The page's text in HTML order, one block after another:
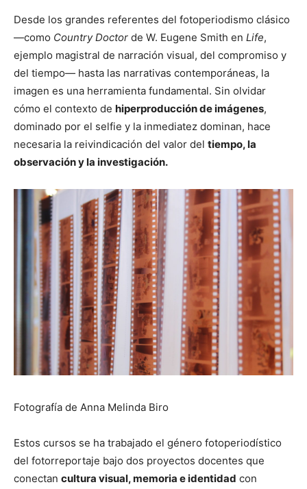
Desde los grandes referentes del fotoperiodismo clásico
—como Country Doctor de W. Eugene Smith en Life,
ejemplo magistral de narración visual, del compromiso y
del tiempo— hasta las narrativas contemporáneas, la
imagen es una herramienta fundamental. Sin olvidar
cómo el contexto de hiperproducción de imágenes,
dominado por el selfie y la inmediatez dominan, hace
necesaria la reivindicación del valor del tiempo, la
observación y la investigación.
Fotografía de Anna Melinda Biro
Estos cursos se ha trabajado el género fotoperiodístico
del fotorreportaje bajo dos proyectos docentes que
conectan cultura visual, memoria e identidad con